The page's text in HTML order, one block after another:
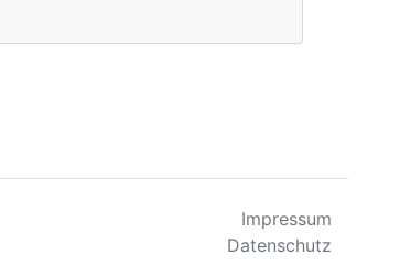
Impressum
Datenschutz